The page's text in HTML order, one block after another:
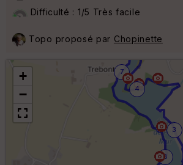
Difficulté : 1/5 Très facile
Topo proposé par Chopinette
3
4
7
8
+
−